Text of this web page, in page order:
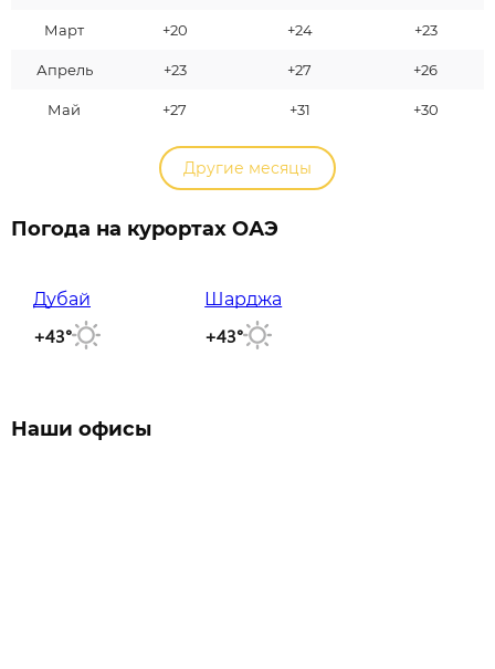
Март +20 +24 +23
Апрель +23 +27 +26
Май +27 +31 +30
Другие месяцы
Погода на курортах ОАЭ
Дубай
+43°
Шарджа
+43°
Наши офисы